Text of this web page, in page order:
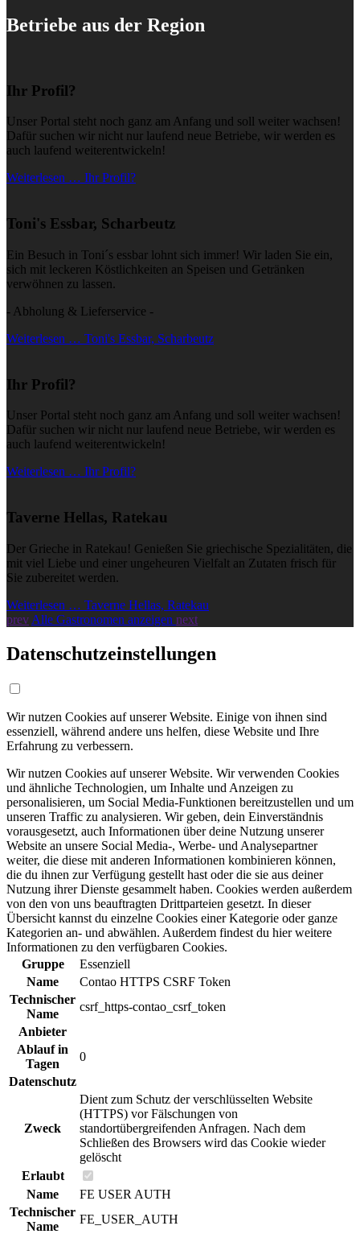
Betriebe aus der Region
Ihr Profil?
Unser Portal steht noch ganz am Anfang und soll weiter wachsen!
Dafür suchen wir nicht nur laufend neue Betriebe, wir werden es
auch laufend weiterentwickeln!
Weiterlesen … Ihr Profil?
Toni's Essbar, Scharbeutz
Ein Besuch in Toni´s essbar lohnt sich immer! Wir laden Sie ein,
sich mit leckeren Köstlichkeiten an Speisen und Getränken
verwöhnen zu lassen.
- Abholung & Lieferservice -
Weiterlesen … Toni's Essbar, Scharbeutz
Ihr Profil?
Unser Portal steht noch ganz am Anfang und soll weiter wachsen!
Dafür suchen wir nicht nur laufend neue Betriebe, wir werden es
auch laufend weiterentwickeln!
Weiterlesen … Ihr Profil?
Taverne Hellas, Ratekau
Der Grieche in Ratekau! Genießen Sie griechische Spezialitäten, die
mit viel Liebe und einer ungeheuren Vielfalt an Zutaten frisch für
Sie zubereitet werden.
Weiterlesen … Taverne Hellas, Ratekau
prev Alle Gastronomen anzeigen next
Datenschutzeinstellungen
Wir nutzen Cookies auf unserer Website. Einige von ihnen sind
essenziell, während andere uns helfen, diese Website und Ihre
Erfahrung zu verbessern.
Wir nutzen Cookies auf unserer Website. Wir verwenden Cookies
und ähnliche Technologien, um Inhalte und Anzeigen zu
personalisieren, um Social Media-Funktionen bereitzustellen und um
unseren Traffic zu analysieren. Wir geben, dein Einverständnis
vorausgesetzt, auch Informationen über deine Nutzung unserer
Website an unsere Social Media-, Werbe- und Analysepartner
weiter, die diese mit anderen Informationen kombinieren können,
die du ihnen zur Verfügung gestellt hast oder die sie aus deiner
Nutzung ihrer Dienste gesammelt haben. Cookies werden außerdem
von den von uns beauftragten Drittparteien gesetzt. In dieser
Übersicht kannst du einzelne Cookies einer Kategorie oder ganze
Kategorien an- und abwählen. Außerdem findest du hier weitere
Informationen zu den verfügbaren Cookies.
Gruppe
Essenziell
Name
Contao HTTPS CSRF Token
Technischer
Name
csrf_https-contao_csrf_token
Anbieter
Ablauf in
Tagen
0
Datenschutz
Zweck
Dient zum Schutz der verschlüsselten Website
(HTTPS) vor Fälschungen von
standortübergreifenden Anfragen. Nach dem
Schließen des Browsers wird das Cookie wieder
gelöscht
Erlaubt
Name
FE USER AUTH
Technischer
Name
FE_USER_AUTH